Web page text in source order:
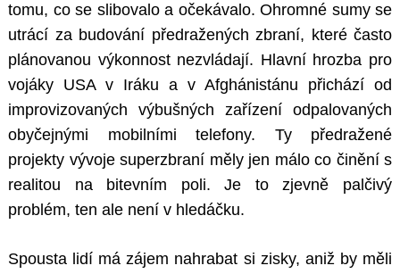
tomu, co se slibovalo a očekávalo. Ohromné sumy se
utrácí za budování předražených zbraní, které často
plánovanou výkonnost nezvládají. Hlavní hrozba pro
vojáky USA v Iráku a v Afghánistánu přichází od
improvizovaných výbušných zařízení odpalovaných
obyčejnými mobilními telefony. Ty předražené
projekty vývoje superzbraní měly jen málo co činění s
realitou na bitevním poli. Je to zjevně palčivý
problém, ten ale není v hledáčku.
Spousta lidí má zájem nahrabat si zisky, aniž by měli